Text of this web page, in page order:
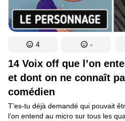
14 Voix off que l’on
et dont on ne connaît
comédien
T’es-tu déjà demandé qui pouvait
l’on entend au micro sur tous les
4 -